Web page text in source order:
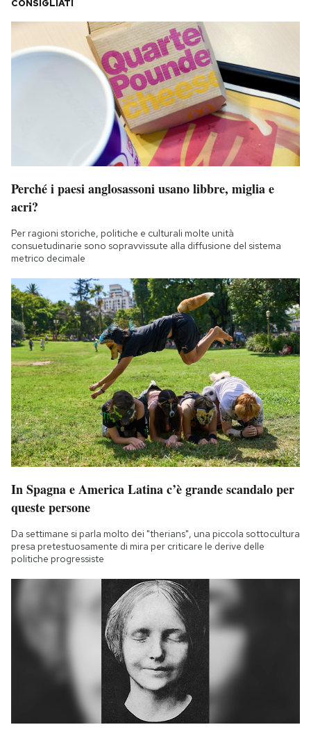
CONSIGLIATI
Perché i paesi anglosassoni usano libbre, miglia e
acri?
Per ragioni storiche, politiche e culturali molte unità
consuetudinarie sono sopravvissute alla diffusione del sistema
metrico decimale
In Spagna e America Latina c’è grande scandalo per
queste persone
Da settimane si parla molto dei "therians", una piccola sottocultura
presa pretestuosamente di mira per criticare le derive delle
politiche progressiste